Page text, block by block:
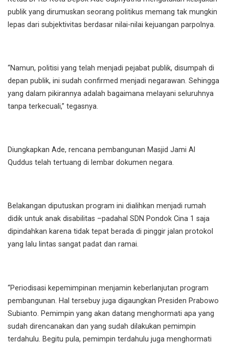
publik yang dirumuskan seorang politikus memang tak mungkin
lepas dari subjektivitas berdasar nilai-nilai kejuangan parpolnya.
“Namun, politisi yang telah menjadi pejabat publik, disumpah di
depan publik, ini sudah confirmed menjadi negarawan. Sehingga
yang dalam pikirannya adalah bagaimana melayani seluruhnya
tanpa terkecuali,” tegasnya.
Diungkapkan Ade, rencana pembangunan Masjid Jami Al
Quddus telah tertuang di lembar dokumen negara.
Belakangan diputuskan program ini dialihkan menjadi rumah
didik untuk anak disabilitas –padahal SDN Pondok Cina 1 saja
dipindahkan karena tidak tepat berada di pinggir jalan protokol
yang lalu lintas sangat padat dan ramai.
“Periodisasi kepemimpinan menjamin keberlanjutan program
pembangunan. Hal tersebuy juga digaungkan Presiden Prabowo
Subianto. Pemimpin yang akan datang menghormati apa yang
sudah direncanakan dan yang sudah dilakukan pemimpin
terdahulu. Begitu pula, pemimpin terdahulu juga menghormati